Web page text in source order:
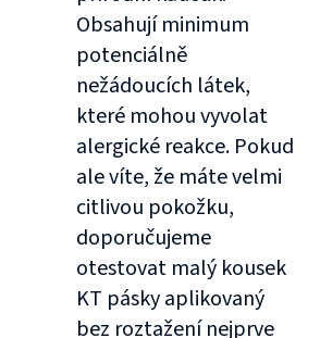
Obsahují minimum
potenciálně
nežádoucích látek,
které mohou vyvolat
alergické reakce. Pokud
ale víte, že máte velmi
citlivou pokožku,
doporučujeme
otestovat malý kousek
KT pásky aplikovaný
bez roztažení nejprve